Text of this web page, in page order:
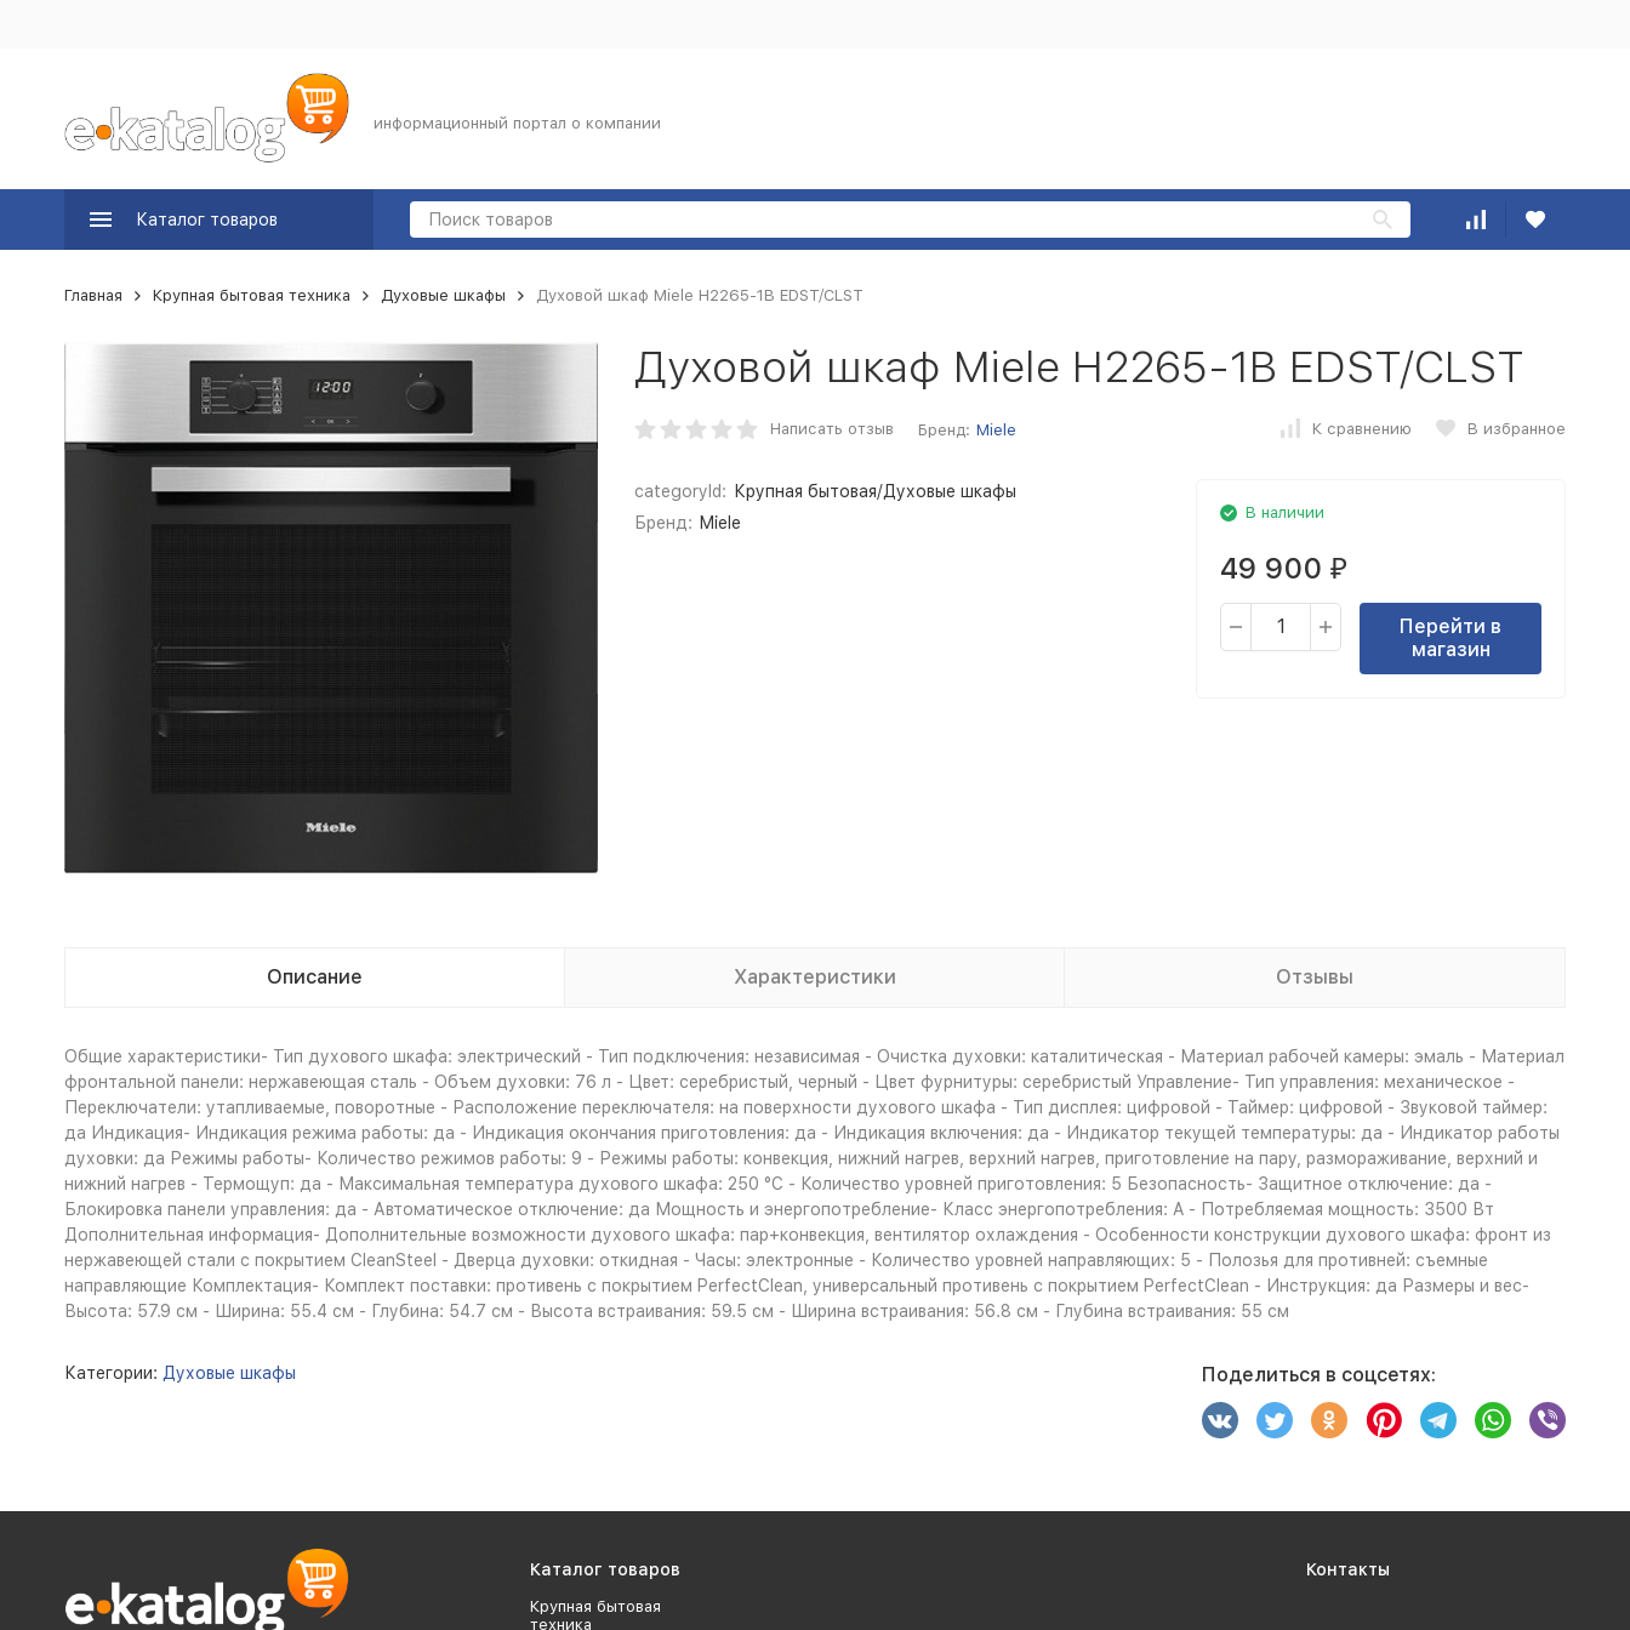
информационный портал о компании
Каталог товаров
Главная Крупная бытовая техника Духовые шкафы Духовой шкаф Miele H2265-1B EDST/CLST
Духовой шкаф Miele H2265-1B EDST/CLST
Написать отзыв Бренд: Miele К сравнению В избранное
categoryId:
Крупная бытовая/Духовые шкафы
Бренд: Miele
В наличии
49 900 ₽
Перейти в
магазин
Описание Характеристики Отзывы
Общие характеристики- Тип духового шкафа: электрический - Тип подключения: независимая - Очистка духовки: каталитическая - Материал рабочей камеры: эмаль - Материал
фронтальной панели: нержавеющая сталь - Объем духовки: 76 л - Цвет: серебристый, черный - Цвет фурнитуры: серебристый Управление- Тип управления: механическое -
Переключатели: утапливаемые, поворотные - Расположение переключателя: на поверхности духового шкафа - Тип дисплея: цифровой - Таймер: цифровой - Звуковой таймер:
да Индикация- Индикация режима работы: да - Индикация окончания приготовления: да - Индикация включения: да - Индикатор текущей температуры: да - Индикатор работы
духовки: да Режимы работы- Количество режимов работы: 9 - Режимы работы: конвекция, нижний нагрев, верхний нагрев, приготовление на пару, размораживание, верхний и
нижний нагрев - Термощуп: да - Максимальная температура духового шкафа: 250 °С - Количество уровней приготовления: 5 Безопасность- Защитное отключение: да -
Блокировка панели управления: да - Автоматическое отключение: да Мощность и энергопотребление- Класс энергопотребления: A - Потребляемая мощность: 3500 Вт
Дополнительная информация- Дополнительные возможности духового шкафа: пар+конвекция, вентилятор охлаждения - Особенности конструкции духового шкафа: фронт из
нержавеющей стали с покрытием CleanSteel - Дверца духовки: откидная - Часы: электронные - Количество уровней направляющих: 5 - Полозья для противней: съемные
направляющие Комплектация- Комплект поставки: противень с покрытием PerfectClean, универсальный противень с покрытием PerfectClean - Инструкция: да Размеры и вес-
Высота: 57.9 см - Ширина: 55.4 см - Глубина: 54.7 см - Высота встраивания: 59.5 см - Ширина встраивания: 56.8 см - Глубина встраивания: 55 см
Категории: Духовые шкафы Поделиться в соцсетях:
Каталог товаров
Крупная бытовая
техника
Контакты